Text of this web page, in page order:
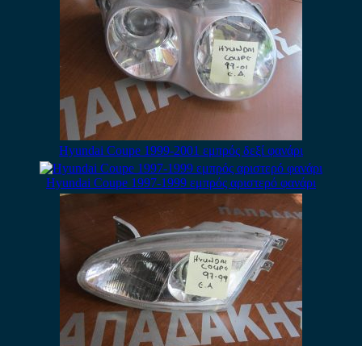
Hyundai Coupe 1999-2001 εμπρός δεξί φανάρι
Hyundai Coupe 1997-1999 εμπρός αριστερό φανάρι